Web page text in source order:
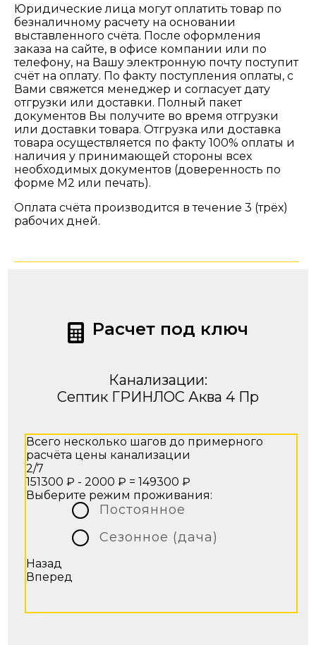
Юридические лица могут оплатить товар по
безналичному расчету на основании
выставленного счёта. После оформления
заказа на сайте, в офисе компании или по
телефону, на Вашу электронную почту поступит
счёт на оплату. По факту поступления оплаты, с
Вами свяжется менеджер и согласует дату
отгрузки или доставки. Полный пакет
документов Вы получите во время отгрузки
или доставки товара. Отгрузка или доставка
товара осуществляется по факту 100% оплаты и
наличия у принимающей стороны всех
необходимых документов (доверенность по
форме М2 или печать).
Оплата счёта производится в течение 3 (трёх)
рабочих дней.
Расчет под ключ
Канализации:
Септик ГРИНЛОС Аква 4 Пр
Всего несколько шагов до примерного
расчёта цены канализации
2/7
151300 ₽ - 2000 ₽ = 149300 ₽
Выберите режим проживания:
Постоянное
Сезонное (дача)
Назад
Вперед